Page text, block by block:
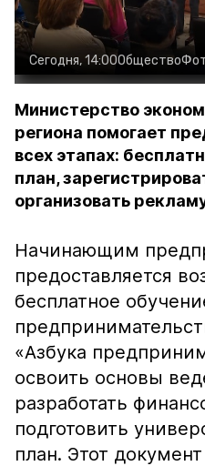
Сегодня, 14:00Общество
Министерство
региона помогает
всех этапах:
план,
организовать
Начинающим
предоставляется
бесплатное
«Азбука
освоить основы
разработать
подготовить
план. Этот